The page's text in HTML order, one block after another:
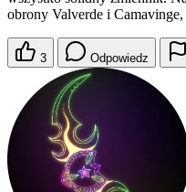
obrony Valverde i
3 Odpowiedz